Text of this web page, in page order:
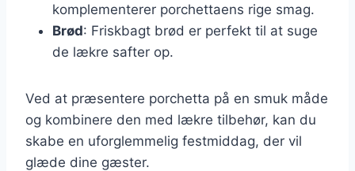
komplementerer porchettaens rige smag.
Brød: Friskbagt brød er perfekt til at suge
de lækre safter op.
Ved at præsentere porchetta på en smuk måde
og kombinere den med lækre tilbehør, kan du
skabe en uforglemmelig festmiddag, der vil
glæde dine gæster.